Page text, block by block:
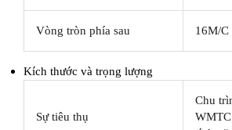
Vòng tròn phía sau 16M/C
Kích thước và trọng lượng
Sự tiêu thụ
Chu